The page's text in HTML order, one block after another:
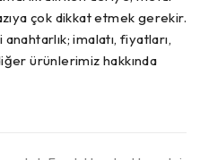
çok dikkat etmek gerekir.
imalatı, fiyatları,
ürünlerimiz hakkında